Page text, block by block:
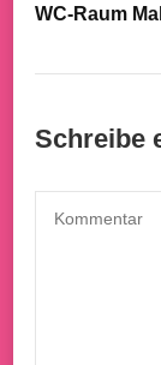
WC-Raum
Schreibe